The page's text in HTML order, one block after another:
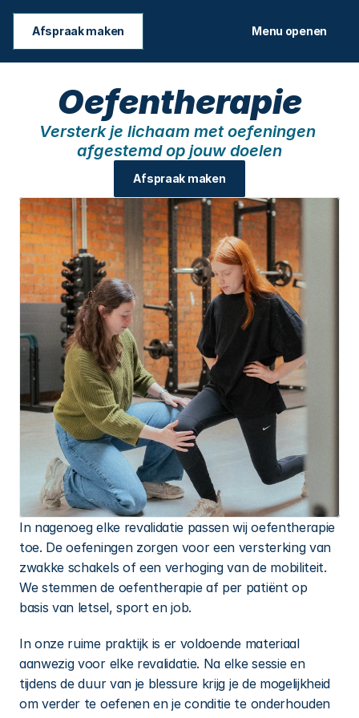
Menu openen
Afspraak maken
Oefentherapie
Versterk je lichaam met oefeningen
afgestemd op jouw doelen
Afspraak maken
In nagenoeg elke revalidatie passen wij oefentherapie
toe. De oefeningen zorgen voor een versterking van
zwakke schakels of een verhoging van de mobiliteit.
We stemmen de oefentherapie af per patiënt op
basis van letsel, sport en job.
In onze ruime praktijk is er voldoende materiaal
aanwezig voor elke revalidatie. Na elke sessie en
tijdens de duur van je blessure krijg je de mogelijkheid
om verder te oefenen en je conditie te onderhouden